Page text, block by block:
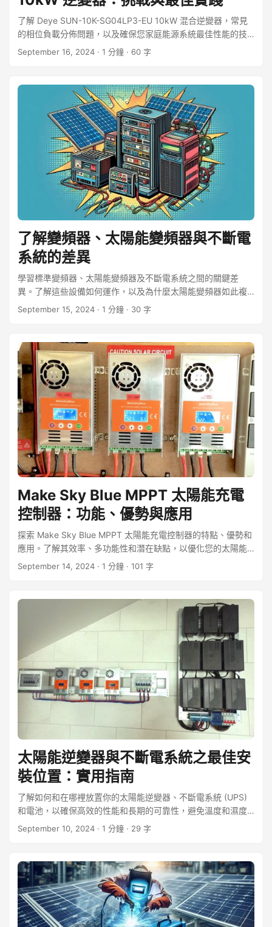
了解 Deye SUN-10K-SG04LP3-EU 10kW 混合逆變器，常見
的相位負載分佈問題，以及確保您家庭能源系統最佳性能的技
巧。
September 16, 2024 · 1 分鐘 · 60 字
了解變頻器、太陽能變頻器與不斷電
系統的差異
學習標準變頻器、太陽能變頻器及不斷電系統之間的關鍵差
異。了解這些設備如何運作，以及為什麼太陽能變頻器如此複
雜。
September 15, 2024 · 1 分鐘 · 30 字
Make Sky Blue MPPT 太陽能充電
控制器：功能、優勢與應用
探索 Make Sky Blue MPPT 太陽能充電控制器的特點、優勢和
應用。了解其效率、多功能性和潛在缺點，以優化您的太陽能
系統。
September 14, 2024 · 1 分鐘 · 101 字
太陽能逆變器與不斷電系統之最佳安
裝位置：實用指南
了解如何和在哪裡放置你的太陽能逆變器、不斷電系統 (UPS)
和電池，以確保高效的性能和長期的可靠性，避免溫度和濕度
等常見問題。
September 10, 2024 · 1 分鐘 · 29 字